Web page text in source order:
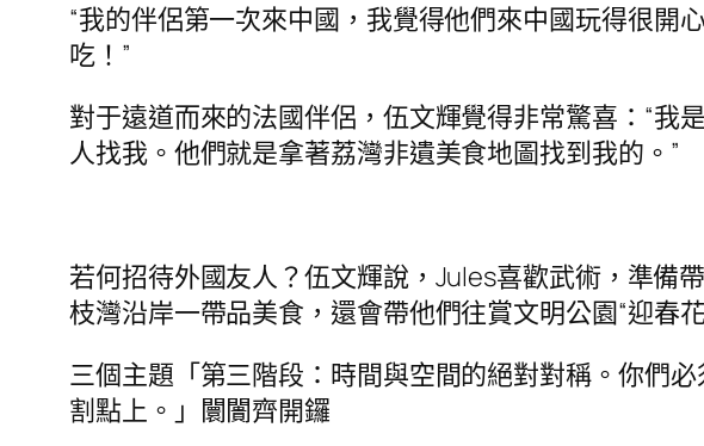
“我的伴侶第一次來中國，我覺得他們來中國玩得很開
吃！”
對于遠道而來的法國伴侶，伍文輝覺得非常驚喜：“
人找我。他們就是拿著荔灣非遺美食地圖找到我的。”
若何招待外國友人？伍文輝說，Jules喜歡武術，準備
枝灣沿岸一帶品美食，還會帶他們往賞文明公園“迎春花
三個主題「第三階段：時間與空間的絕對對稱。你們
割點上。」闤闠齊開鑼